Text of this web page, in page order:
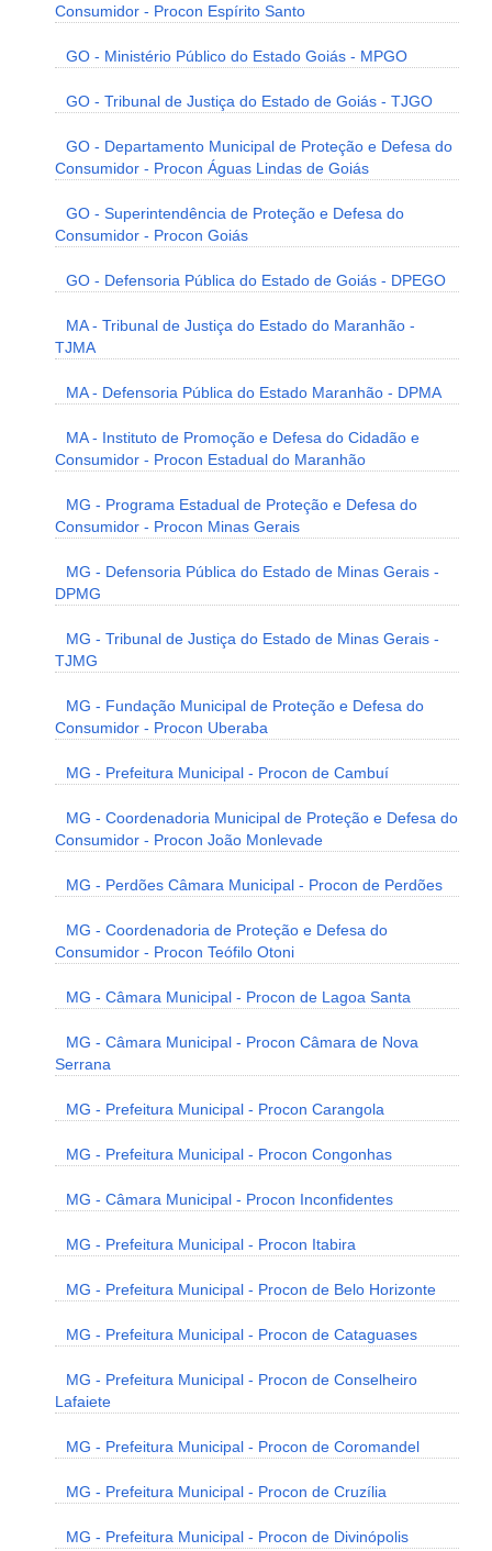
Consumidor - Procon Espírito Santo
GO - Ministério Público do Estado Goiás - MPGO
GO - Tribunal de Justiça do Estado de Goiás - TJGO
GO - Departamento Municipal de Proteção e Defesa do
Consumidor - Procon Águas Lindas de Goiás
GO - Superintendência de Proteção e Defesa do
Consumidor - Procon Goiás
GO - Defensoria Pública do Estado de Goiás - DPEGO
MA - Tribunal de Justiça do Estado do Maranhão -
TJMA
MA - Defensoria Pública do Estado Maranhão - DPMA
MA - Instituto de Promoção e Defesa do Cidadão e
Consumidor - Procon Estadual do Maranhão
MG - Programa Estadual de Proteção e Defesa do
Consumidor - Procon Minas Gerais
MG - Defensoria Pública do Estado de Minas Gerais -
DPMG
MG - Tribunal de Justiça do Estado de Minas Gerais -
TJMG
MG - Fundação Municipal de Proteção e Defesa do
Consumidor - Procon Uberaba
MG - Prefeitura Municipal - Procon de Cambuí
MG - Coordenadoria Municipal de Proteção e Defesa do
Consumidor - Procon João Monlevade
MG - Perdões Câmara Municipal - Procon de Perdões
MG - Coordenadoria de Proteção e Defesa do
Consumidor - Procon Teófilo Otoni
MG - Câmara Municipal - Procon de Lagoa Santa
MG - Câmara Municipal - Procon Câmara de Nova
Serrana
MG - Prefeitura Municipal - Procon Carangola
MG - Prefeitura Municipal - Procon Congonhas
MG - Câmara Municipal - Procon Inconfidentes
MG - Prefeitura Municipal - Procon Itabira
MG - Prefeitura Municipal - Procon de Belo Horizonte
MG - Prefeitura Municipal - Procon de Cataguases
MG - Prefeitura Municipal - Procon de Conselheiro
Lafaiete
MG - Prefeitura Municipal - Procon de Coromandel
MG - Prefeitura Municipal - Procon de Cruzília
MG - Prefeitura Municipal - Procon de Divinópolis